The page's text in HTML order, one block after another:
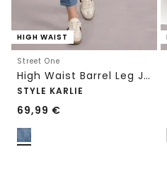
HIGH WAIST
Street One
High Waist Barrel Leg Jeans im Loose Fit
STYLE KARLIE
69,99 €